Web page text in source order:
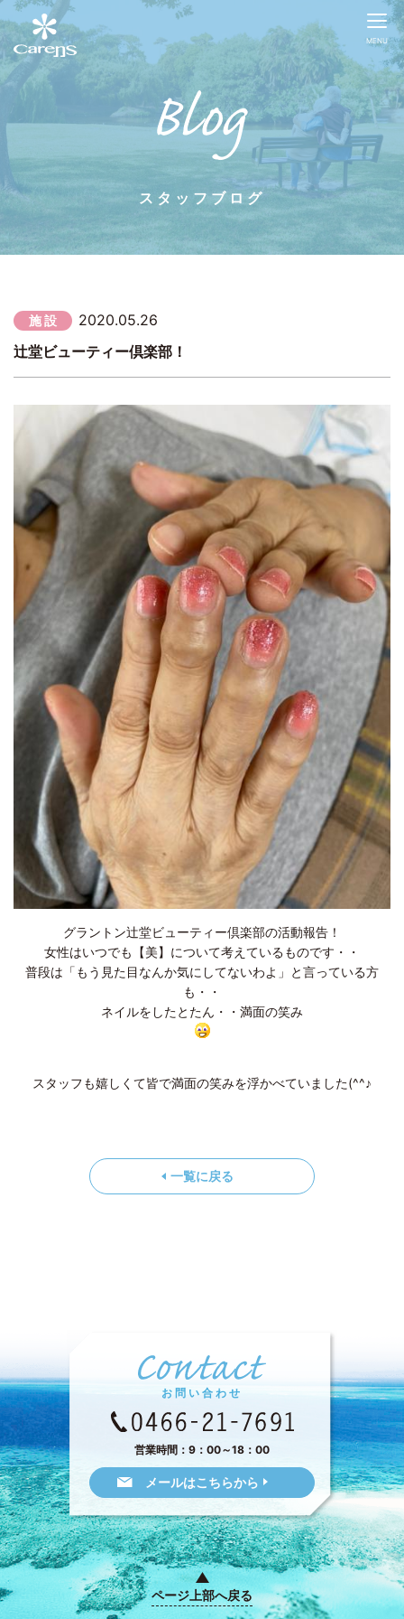
MENU
スタッフブログ
施 設
2020.05.26
辻堂ビューティー倶楽部！
グラントン辻堂ビューティー倶楽部の活動報告！
女性はいつでも【美】について考えているものです・・
普段は「もう見た目なんか気にしてないわよ」と言っている方
も・・
ネイルをしたとたん・・満面の笑み
スタッフも嬉しくて皆で満面の笑みを浮かべていました(^^♪
一覧に戻る
お問い合わせ
営業時間：9：00～18：00
メールはこちらから
ページ上部へ戻る